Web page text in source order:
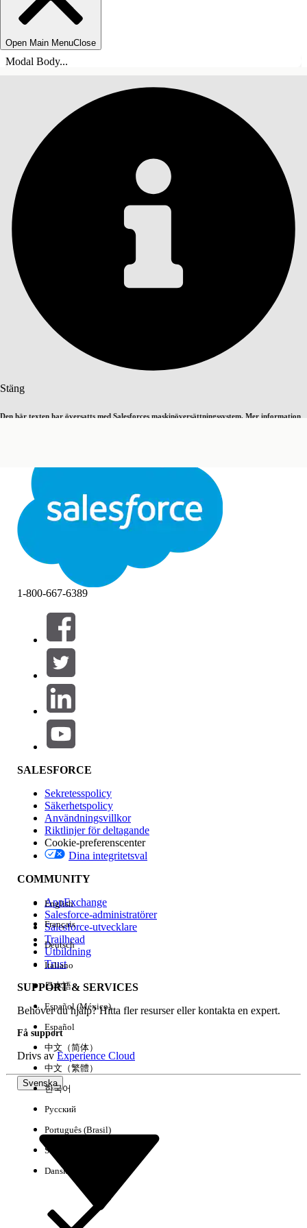
Open Main MenuClose
Modal Body...
Stäng
Den här texten har översatts med Salesforces maskinöversättningssystem. Mer information
StängStäng
Innehållsförteckningar
INNEHÅLLSFÖRTECKNINGAR
Filter (0)
VÄLJ FILTER
Produktområde
Funktionspåverkan
Version
Händelse
Rensa alla Klart
1-800-667-6389
SALESFORCE
Sekretesspolicy
Säkerhetspolicy
Användningsvillkor
Riktlinjer för deltagande
Cookie-preferenscenter
Dina integritetsval
COMMUNITY
AppExchange
Salesforce-administratörer
Salesforce-utvecklare
Trailhead
Utbildning
Trust
SUPPORT & SERVICES
Behöver du hjälp? Hitta fler resurser eller kontakta en expert.
Få support
Drivs avExperience Cloud
Svenska
English
Français
Deutsch
Italiano
日本語
Español (México)
Español
中文（简体）
中文（繁體）
한국어
Русский
Português (Brasil)
Suomi
Dansk